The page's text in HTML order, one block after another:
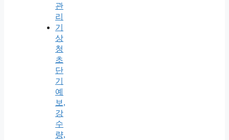
관
리
기
상
청
초
단
기
예
보,
강
수
량,